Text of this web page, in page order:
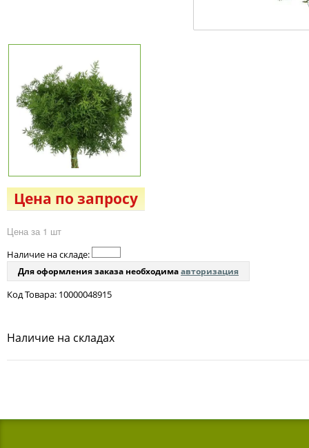
Цена по запросу
Цена за 1 шт
Наличие на складе:
Для оформления заказа необходимаавторизация
Код Товара: 10000048915
Наличие на складах